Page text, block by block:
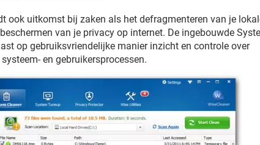
ook uitkomst bij zaken als het defragmenteren van je
van je privacy op internet. De ingebouwde
op gebruiksvriendelijke manier inzicht en controle over
en gebruikersprocessen.